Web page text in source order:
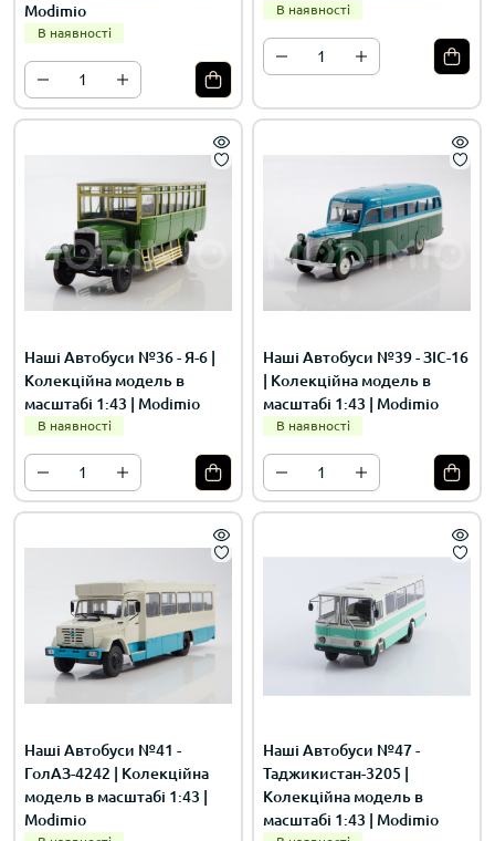
Modimio
В наявності
В наявності
Наші Автобуси №36 - Я-6 |
Колекційна модель в
масштабі 1:43 | Modimio
В наявності
Наші Автобуси №39 - ЗІС-16
| Колекційна модель в
масштабі 1:43 | Modimio
В наявності
Наші Автобуси №41 -
ГолАЗ-4242 | Колекційна
модель в масштабі 1:43 |
Modimio
Наші Автобуси №47 -
Таджикистан-3205 |
Колекційна модель в
масштабі 1:43 | Modimio